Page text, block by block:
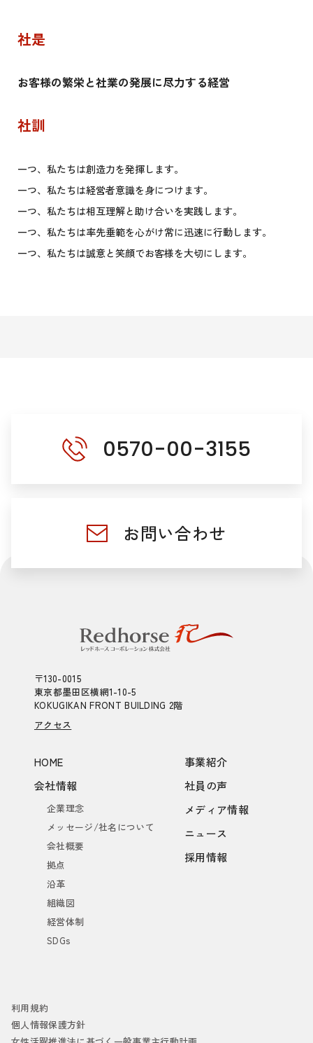
社是
お客様の繁栄と社業の発展に尽力する経営
社訓
一つ、私たちは創造力を発揮します。
一つ、私たちは経営者意識を身につけます。
一つ、私たちは相互理解と助け合いを実践します。
一つ、私たちは率先垂範を心がけ常に迅速に行動します。
一つ、私たちは誠意と笑顔でお客様を大切にします。
0570-00-3155
お問い合わせ
〒130-0015
東京都墨田区横網1-10-5
KOKUGIKAN FRONT BUILDING 2階
アクセス
HOME
会社情報
企業理念
メッセージ/社名について
会社概要
拠点
沿革
組織図
経営体制
SDGs
事業紹介
社員の声
メディア情報
ニュース
採用情報
利用規約
個人情報保護方針